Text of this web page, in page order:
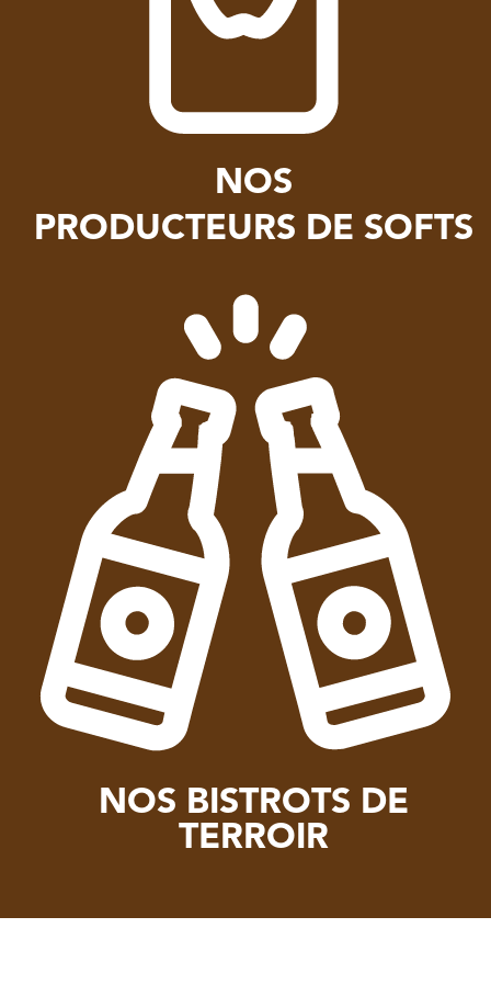
NOS
PRODUCTEURS DE SOFTS
NOS BISTROTS DE
TERROIR